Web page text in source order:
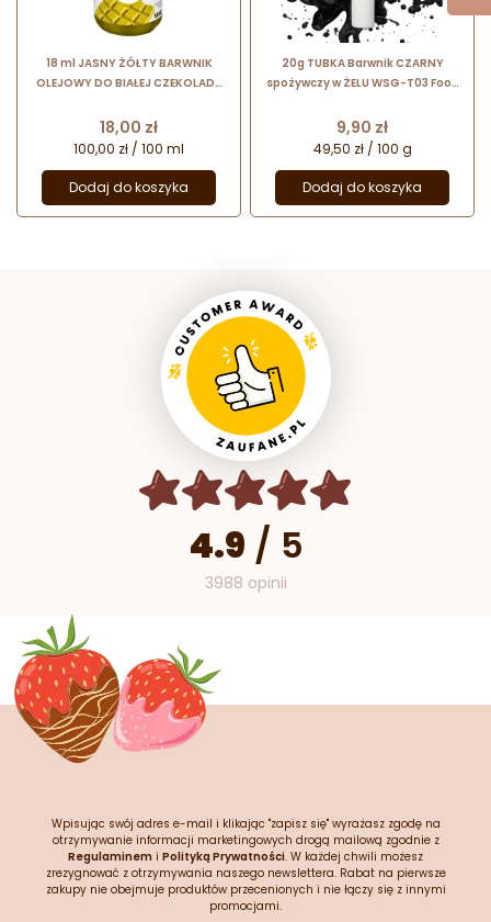
18 ml JASNY ŻÓŁTY BARWNIK
OLEJOWY DO BIAŁEJ CZEKOLADY
barwnik spożywczy w formie
emulsji
Cena
18,00 zł
100,00 zł / 100 ml
Dodaj do koszyka
20g TUBKA Barwnik CZARNY
spożywczy w ŻELU WSG-T03 Food
Cena
9,90 zł
49,50 zł / 100 g
Dodaj do koszyka
4.9 / 5
3988 opinii
Wpisując swój adres e-mail i klikając "zapisz się" wyrażasz zgodę na
otrzymywanie informacji marketingowych drogą mailową zgodnie z
Regulaminem i Polityką Prywatności. W każdej chwili możesz
zrezygnować z otrzymywania naszego newslettera. Rabat na pierwsze
zakupy nie obejmuje produktów przecenionych i nie łączy się z innymi
promocjami.